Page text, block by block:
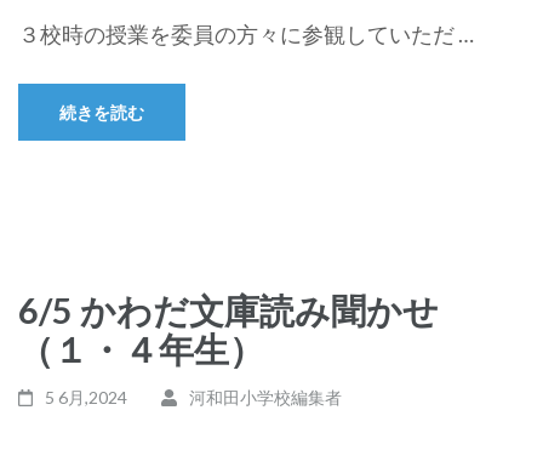
３校時の授業を委員の方々に参観していただ …
続きを読む
6/5 かわだ文庫読み聞かせ
（１・４年生）
5 6月,2024 河和田小学校編集者